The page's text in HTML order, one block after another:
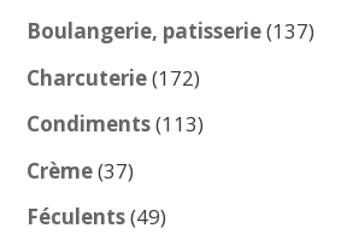
produits
Boulangerie, patisserie 137137
Charcuterie 172172
produits
Condiments 113113
Crème 3737
produits
Féculents 4949